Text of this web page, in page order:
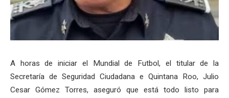
A horas de iniciar el Mundial de Futbol, el titular de la
Secretaría de Seguridad Ciudadana e Quintana Roo, Julio
Cesar Gómez Torres, aseguró que está todo listo para